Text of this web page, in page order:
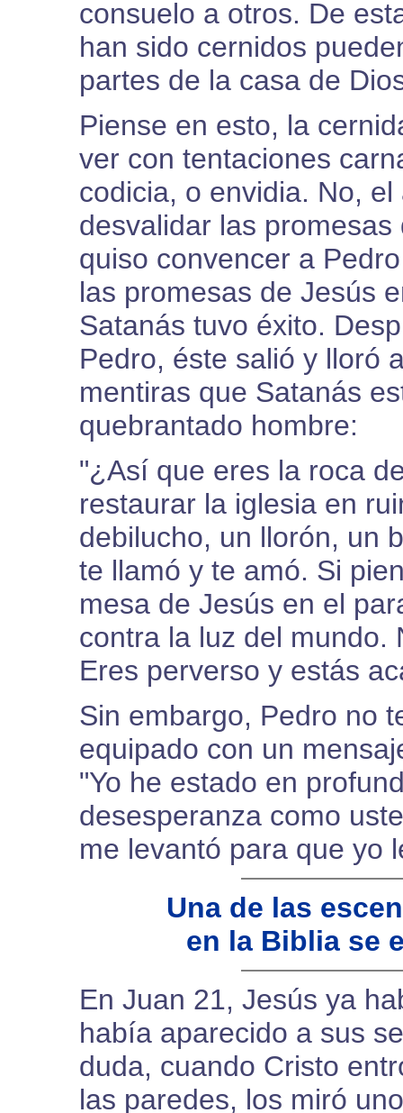
consuelo a otros. De
han sido cernidos
partes de la casa de
Piense en esto, la
ver con tentaciones
codicia, o envidia. No,
desvalidar las
quiso convencer a
las promesas de Jesús
Satanás tuvo éxito.
Pedro, éste salió y lloró
mentiras que Satanás
quebrantado hombre:
"¿Así que eres la roca
restaurar la iglesia en
debilucho, un llorón, un
te llamó y te amó. Si
mesa de Jesús en el
contra la luz del mundo.
Eres perverso y estás
Sin embargo, Pedro no
equipado con un
"Yo he estado en
desesperanza como
me levantó para que yo
Una de las
en la Biblia se
En Juan 21, Jesús ya
había aparecido a sus
duda, cuando Cristo
las paredes, los miró